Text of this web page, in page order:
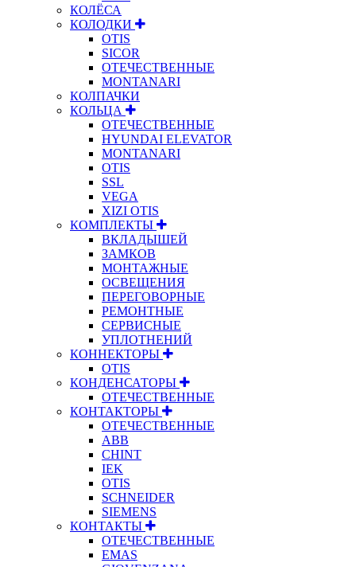
КОЛЁСА
КОЛОДКИ
OTIS
SICOR
ОТЕЧЕСТВЕННЫЕ
MONTANARI
КОЛПАЧКИ
КОЛЬЦА
ОТЕЧЕСТВЕННЫЕ
HYUNDAI ELEVATOR
MONTANARI
OTIS
SSL
VEGA
XIZI OTIS
КОМПЛЕКТЫ
ВКЛАДЫШЕЙ
ЗАМКОВ
МОНТАЖНЫЕ
ОСВЕЩЕНИЯ
ПЕРЕГОВОРНЫЕ
РЕМОНТНЫЕ
СЕРВИСНЫЕ
УПЛОТНЕНИЙ
КОННЕКТОРЫ
OTIS
КОНДЕНСАТОРЫ
ОТЕЧЕСТВЕННЫЕ
КОНТАКТОРЫ
ОТЕЧЕСТВЕННЫЕ
ABB
CHINT
IEK
OTIS
SCHNEIDER
SIEMENS
КОНТАКТЫ
ОТЕЧЕСТВЕННЫЕ
EMAS